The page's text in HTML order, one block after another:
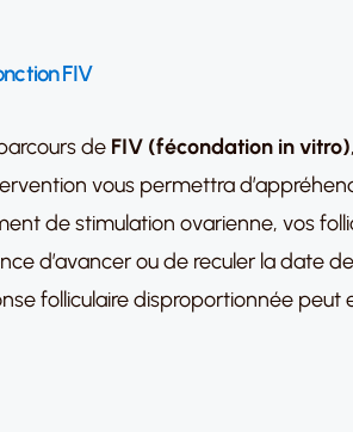
FIV
de FIV (fécondation in vitro)
vous permettra
de stimulation ovarienne, vos
d’avancer ou de reculer la date
folliculaire disproportionnée